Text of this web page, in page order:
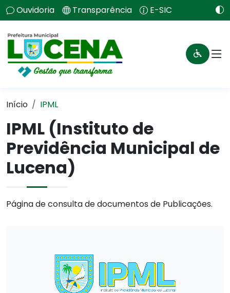
Ouvidoria Transparência E-SIC
Início IPML
IPML (Instituto de
Previdência Municipal de
Lucena)
Página de consulta de documentos de Publicações.